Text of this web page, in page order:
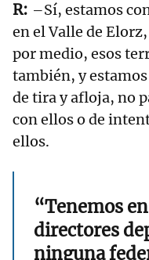
–Sí, estamos
en el Valle de
por medio, esos
también, y
de tira y afloja, no
con ellos o de
ellos.
“Tenemos
directores
ninguna